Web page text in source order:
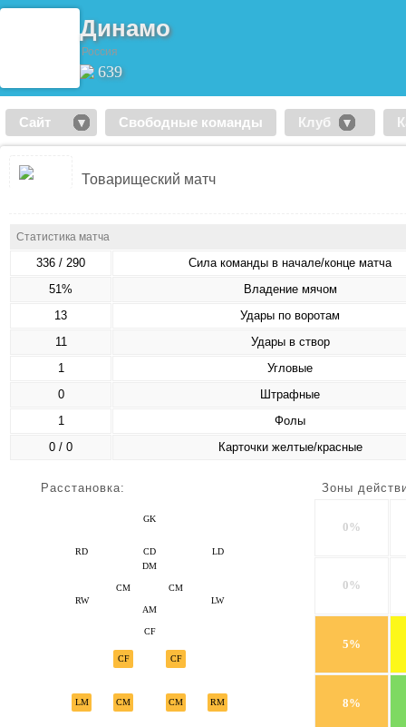
Динамо
Россия
639
Сайт Свободные команды Клуб
Товарищеский матч
Статистика матча
336 / 290
Сила команды в начале/конце матча
51%
Владение мячом
13
Удары по воротам
11
Удары в створ
1
Угловые
0
Штрафные
1
Фолы
0 / 0
Карточки желтые/красные
Расстановка:
GK
LD
CD
RD
DM
CM
CM
LW
AM
RW
CF
CM
CM
LM RM
CF CF
Зоны
0%
0%
5%
8%